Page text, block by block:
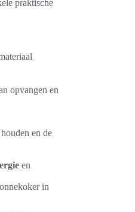
praktische
opvangen en
en de
en
in